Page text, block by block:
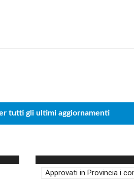
tutti gli ultimi aggiornamenti
Approvati in Provincia i